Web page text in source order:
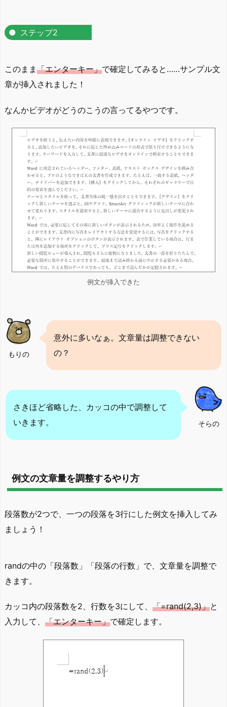
ステップ2
このまま 「エンターキー」で確定してみると……サンプル文
章が挿入されました！
なんかビデオがどうのこうの言ってるやつです。
例文が挿入できた
もりの
意外に多いなぁ。文章量は調整できない
の？
そらの
さきほど省略した、カッコの中で調整して
いきます。
例文の文章量を調整するやり方
段落数が2つで、一つの段落を3行にした例文を挿入してみ
ましょう！
randの中の「段落数」「段落の行数」で、文章量を調整で
きます。
カッコ内の段落数を2、行数を3にして、 「=rand(2,3)」と
入力して、 「エンターキー」で確定します。